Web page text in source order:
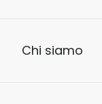
Chi siamo